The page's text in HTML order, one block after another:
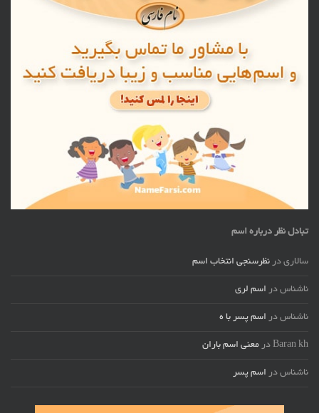
تبادل نظر درباره اسم
سالاری در نظرسنجی انتخاب اسم
ناشناس در اسم لری
ناشناس در اسم پسر با ه
Baran kh در معنی اسم باران
ناشناس در اسم پسر